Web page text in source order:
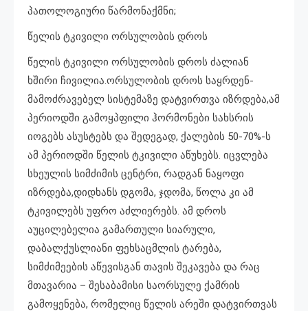
პათოლოგიური წარმონაქმნი;
წელის ტკივილი ორსულობის დროს
წელის ტკივილი ორსულობის დროს ძალიან
ხშირი ჩივილია.ორსულობის დროს საყრდენ-
მამოძრავებელ სისტემაზე დატვირთვა იზრდება,ამ
პერიოდში გამოყპფილი ჰორმონები სახსრის
იოგებს ასუსტებს და შედეგად, ქალების 50-70%-ს
ამ პერიოდში წელის ტკივილი აწუხებს. იცვლება
სხეულის სიმძიმის ცენტრი, რადგან ნაყოფი
იზრდება,დიდხანს დგომა, ჯდომა, წოლა კი ამ
ტკივილებს უფრო აძლიერებს. ამ დროს
აუცილებელია გამართული სიარული,
დაბალქუსლიანი ფეხსაცმლის ტარება,
სიმძიმეების აწევისგან თავის შეკავება და რაც
მთავარია – შესაბამისი საორსულე ქამრის
გამოყენება, რომელიც წელის არეში დატვირთვას